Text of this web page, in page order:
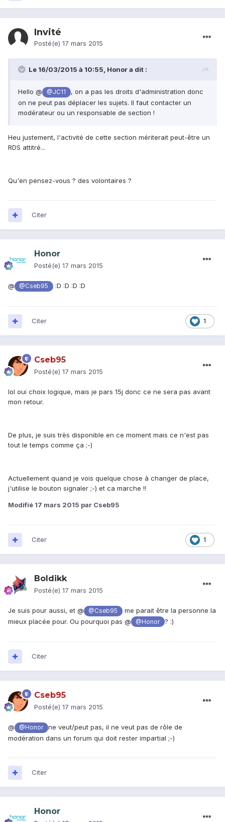
Invité
Posté(e) 17 mars 2015
Le 16/03/2015 à 10:55, Honor a dit :
Hello @ @JC11
, on a pas les droits d'administration donc
on ne peut pas déplacer les sujets. Il faut contacter un
modérateur ou un responsable de section !
Heu justement, l'activité de cette section mériterait peut-être un
RDS attitré...
Qu'en pensez-vous ? des volontaires ?
Citer
Honor
Posté(e) 17 mars 2015
@ @Cseb95 :D :D :D :D
1
Citer
Cseb95
Posté(e) 17 mars 2015
lol oui choix logique, mais je pars 15j donc ce ne sera pas avant
mon retour.
De plus, je suis très disponible en ce moment mais ce n'est pas
tout le temps comme ça ;-)
Actuellement quand je vois quelque chose à changer de place,
j'utilise le bouton signaler ;-) et ca marche !!
Modifié 17 mars 2015 par Cseb95
1
Citer
Boldikk
Posté(e) 17 mars 2015
Je suis pour aussi, et @ @Cseb95
me parait être la personne la
mieux placée pour. Ou pourquoi pas @
@Honor ? :)
Citer
Cseb95
Posté(e) 17 mars 2015
@ @Honor
ne veut/peut pas, il ne veut pas de rôle de
modération dans un forum qui doit rester impartial ;-)
Citer
Honor